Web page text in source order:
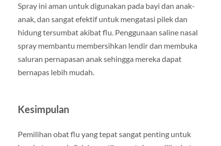
Spray ini aman untuk digunakan pada bayi dan anak-
anak, dan sangat efektif untuk mengatasi pilek dan
hidung tersumbat akibat flu. Penggunaan saline nasal
spray membantu membersihkan lendir dan membuka
saluran pernapasan anak sehingga mereka dapat
bernapas lebih mudah.
Kesimpulan
Pemilihan obat flu yang tepat sangat penting untuk